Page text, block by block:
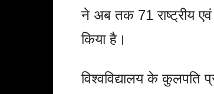
ने अब तक 71 राष्ट्रीय
किया है।
विश्वविद्यालय के कुलपति